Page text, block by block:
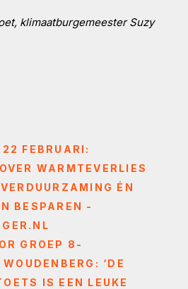
klimaatburgemeester Suzy
FEBRUARI:
WARMTEVERLIES
ÉN
BESPAREN -
GROEP 8-
‘DE
IS EEN LEUKE